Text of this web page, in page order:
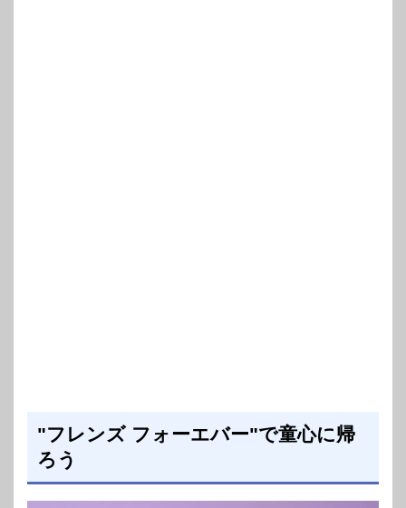
"フレンズ フォーエバー"で童心に帰
ろう